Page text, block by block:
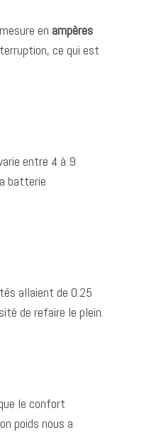
en ampères
ce qui est
entre 4 à 9
batterie
allaient de 0.25
de refaire le plein.
le confort
poids nous a